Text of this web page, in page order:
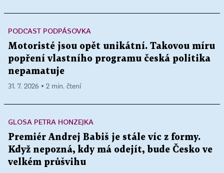
PODCAST PODPÁSOVKA
Motoristé jsou opět unikátní. Takovou míru
popření vlastního programu česká politika
nepamatuje
31. 7. 2026 ▪ 2 min. čtení
GLOSA PETRA HONZEJKA
Premiér Andrej Babiš je stále víc z formy.
Když nepozná, kdy má odejít, bude Česko ve
velkém průšvihu